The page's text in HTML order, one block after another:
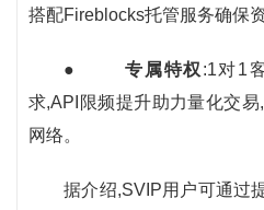
搭配Fireblocks托管服务确保
●专属特权 :1对1
求,API限频提升助力量化交
网络。
据介绍,SVIP用户可通过